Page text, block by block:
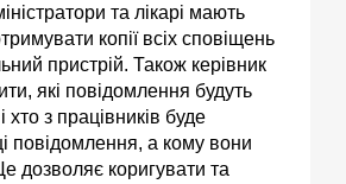
та лікарі мають
копії всіх сповіщень
пристрій. Також керівник
які повідомлення будуть
хто з працівників буде
повідомлення, а кому вони
дозволяє коригувати та